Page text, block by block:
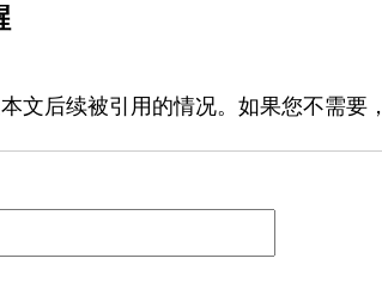
文后续被引用的情况。如果您不需要